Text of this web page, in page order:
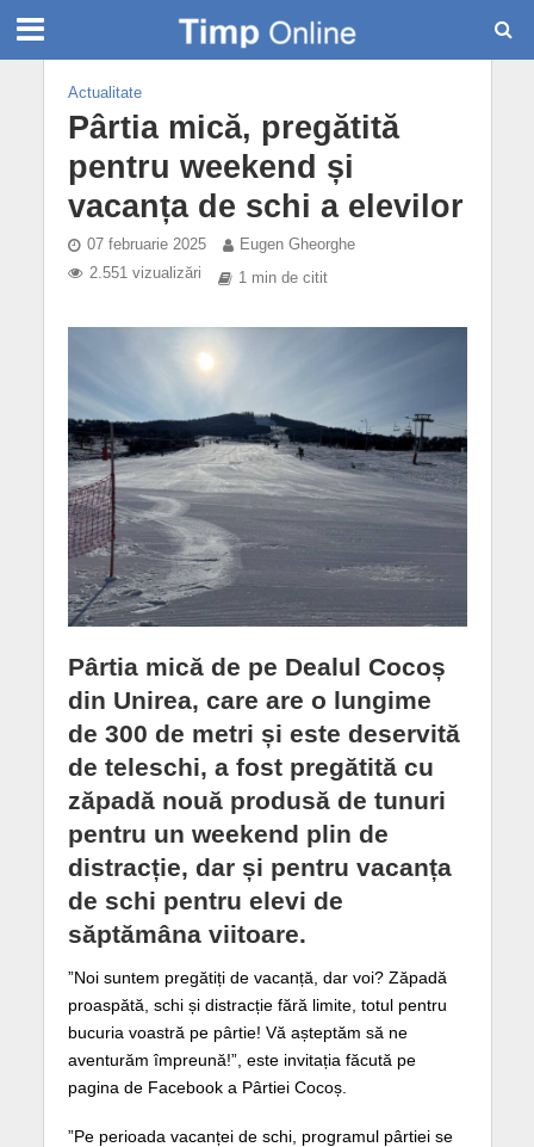
Actualitate
Pârtia mică, pregătită
pentru weekend și
vacanța de schi a elevilor
07 februarie 2025
Eugen Gheorghe
2.551 vizualizări
1 min de citit
Pârtia mică de pe Dealul Cocoș
din Unirea, care are o lungime
de 300 de metri și este deservită
de teleschi, a fost pregătită cu
zăpadă nouă produsă de tunuri
pentru un weekend plin de
distracție, dar și pentru vacanța
de schi pentru elevi de
săptămâna viitoare.
”Noi suntem pregătiți de vacanță, dar voi? Zăpadă
proaspătă, schi și distracție fără limite, totul pentru
bucuria voastră pe pârtie! Vă așteptăm să ne
aventurăm împreună!”, este invitația făcută pe
pagina de Facebook a Pârtiei Cocoș.
”Pe perioada vacanței de schi, programul pârtiei se